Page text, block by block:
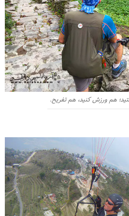
هم ورزش کنید، هم تفریح.